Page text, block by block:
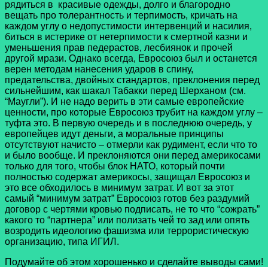
рядиться в красивые одежды, долго и благородно
вещать про толерантность и терпимость, кричать на
каждом углу о недопустимости интервенций и насилия,
биться в истерике от нетерпимости к смертной казни и
уменьшения прав педерастов, лесбиянок и прочей
другой мрази. Однако всегда, Евросоюз был и останется
верен методам нанесения ударов в спину,
предательства, двойных стандартов, преклонения перед
сильнейшим, как шакал Табакки перед Шерханом (см.
“Маугли”). И не надо верить в эти самые европейские
ценности, про которые Евросоюз трубит на каждом углу –
туфта это. В первую очередь и в последнюю очередь, у
европейцев идут деньги, а моральные принципы
отсутствуют начисто – отмерли как рудимент, если что то
и было вообще. И преклоняются они перед америкосами
только для того, чтобы блок НАТО, который почти
полностью содержат америкосы, защищал Евросоюз и
это все обходилось в минимум затрат. И вот за этот
самый “минимум затрат” Евросоюз готов без раздумий
договор с чертями кровью подписать, не то что “сожрать”
какого то “партнера” или полизать чей то зад или опять
возродить идеологию фашизма или террористическую
организацию, типа ИГИЛ.
Подумайте об этом хорошенько и сделайте выводы сами!